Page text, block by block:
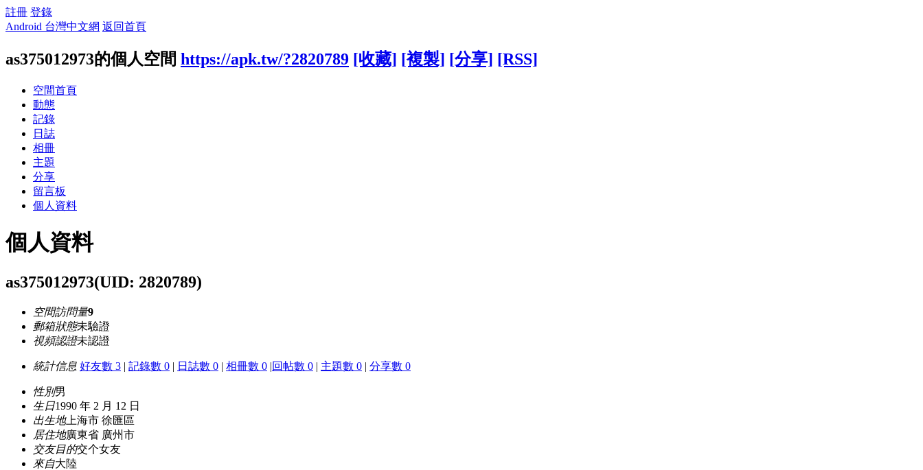
註冊 登錄
Android 台灣中文網 返回首頁
as375012973的個人空間 https://apk.tw/?2820789 [收藏] [複製] [分享] [RSS]
空間首頁
動態
記錄
日誌
相冊
主題
分享
留言板
個人資料
個人資料
as375012973(UID: 2820789)
空間訪問量9
郵箱狀態未驗證
視頻認證未認證
統計信息 好友數 3 | 記錄數 0 | 日誌數 0 | 相冊數 0 |回帖數 0 | 主題數 0 | 分享數 0
性別男
生日1990 年 2 月 12 日
出生地上海市 徐匯區
居住地廣東省 廣州市
交友目的交个女友
來自大陸